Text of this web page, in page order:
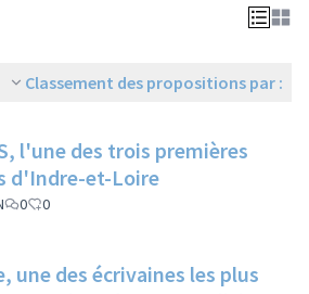
Classement des propositions par :
l'une des trois premières
d'Indre-et-Loire
0 0
une des écrivaines les plus